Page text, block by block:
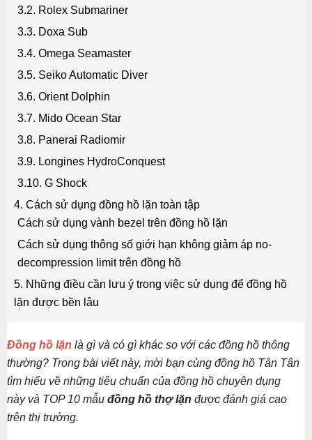
3.2. Rolex Submariner
3.3. Doxa Sub
3.4. Omega Seamaster
3.5. Seiko Automatic Diver
3.6. Orient Dolphin
3.7. Mido Ocean Star
3.8. Panerai Radiomir
3.9. Longines HydroConquest
3.10. G Shock
4. Cách sử dụng đồng hồ lặn toàn tập
Cách sử dụng vành bezel trên đồng hồ lặn
Cách sử dụng thông số giới hạn không giảm áp no-
decompression limit trên đồng hồ
5. Những điều cần lưu ý trong việc sử dụng để đồng hồ
lặn được bền lâu
Đồng hồ lặn là gì và có gì khác so với các đồng hồ thông
thường? Trong bài viết này, mời bạn cùng đồng hồ Tân Tân
tìm hiểu về những tiêu chuẩn của đồng hồ chuyên dụng
này và TOP 10 mẫu đồng hồ thợ lặn được đánh giá cao
trên thị trường.